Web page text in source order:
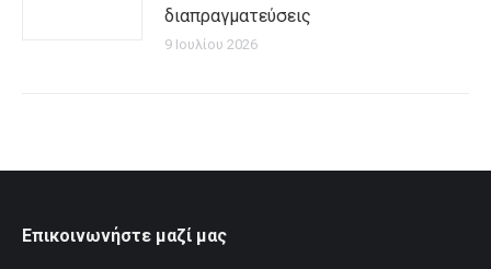
διαπραγματεύσεις
9 Ιουλίου 2026
Επικοινωνήστε μαζί μας